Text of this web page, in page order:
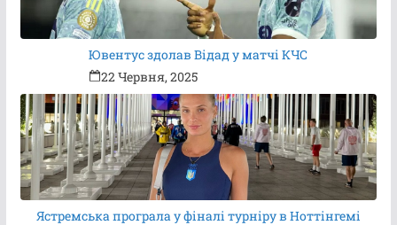
Ювентус здолав Відад у матчі КЧС
22 Червня, 2025
Ястремська програла у фіналі турніру в Ноттінгемі